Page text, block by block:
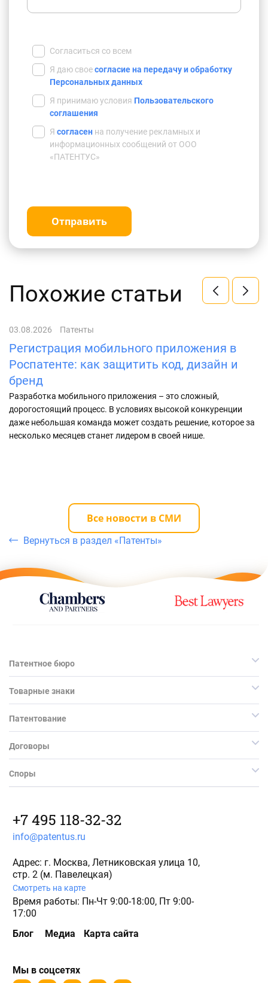
Согласиться со всем
Я даю своесогласие на передачу и обработку
Персональных данных
Я принимаю условия Пользовательского
соглашения
Я согласен на получение рекламных и
информационных сообщений от ООО
«ПАТЕНТУС»
Отправить
Похожие статьи
03.08.2026 Патенты
Регистрация мобильного приложения в
Роспатенте: как защитить код, дизайн и
бренд
Разработка мобильного приложения – это сложный,
дорогостоящий процесс. В условиях высокой конкуренции
даже небольшая команда может создать решение, которое за
несколько месяцев станет лидером в своей нише.
Все новости в СМИ
Вернуться в раздел «Патенты»
Патентное бюро
Товарные знаки
Патентование
Договоры
Споры
+7 495 118-32-32
info@patentus.ru
Адрес: г. Москва, Летниковская улица 10,
стр. 2 (м. Павелецкая)
Смотреть на карте
Время работы: Пн-Чт 9:00-18:00, Пт 9:00-
17:00
Блог
Медиа Карта сайта
Мы в соцсетях